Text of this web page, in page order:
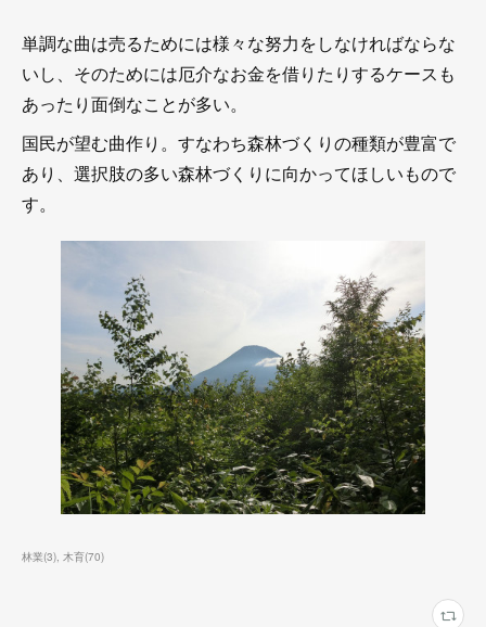
単調な曲は売るためには様々な努力をしなければならな
いし、そのためには厄介なお金を借りたりするケースも
あったり面倒なことが多い。
国民が望む曲作り。すなわち森林づくりの種類が豊富で
あり、選択肢の多い森林づくりに向かってほしいもので
す。
林業(3) 木育(70)